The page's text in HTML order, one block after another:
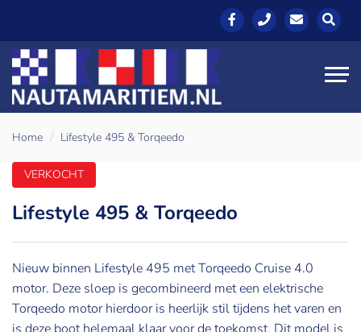
Home Lifestyle 495 & Torqeedo
VERKOCHT
Lifestyle 495 & Torqeedo
Nieuw binnen Lifestyle 495 met Torqeedo Cruise 4.0
motor. Deze sloep is gecombineerd met een elektrische
Torqeedo motor hierdoor is heerlijk stil tijdens het varen en